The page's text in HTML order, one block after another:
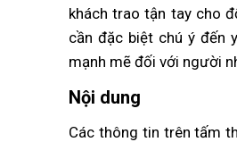
khách trao tận tay cho
cần đặc biệt chú ý đến
mạnh mẽ đối với người
Nội dung
Các thông tin trên tấm